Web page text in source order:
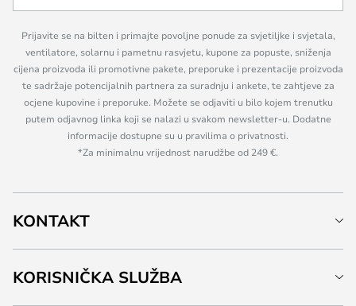
Prijavite se na bilten i primajte povoljne ponude za svjetiljke i svjetala,
ventilatore, solarnu i pametnu rasvjetu, kupone za popuste, sniženja
cijena proizvoda ili promotivne pakete, preporuke i prezentacije proizvoda
te sadržaje potencijalnih partnera za suradnju i ankete, te zahtjeve za
ocjene kupovine i preporuke. Možete se odjaviti u bilo kojem trenutku
putem odjavnog linka koji se nalazi u svakom newsletter-u. Dodatne
informacije dostupne su u pravilima o privatnosti.
*Za minimalnu vrijednost narudžbe od 249 €.
KONTAKT
KORISNIČKA SLUŽBA